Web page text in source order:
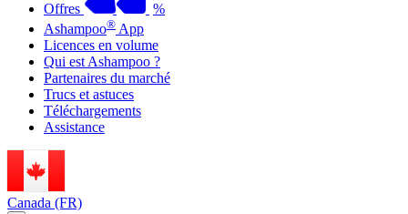
Offres
%
Ashampoo® App
Licences en volume
Qui est Ashampoo ?
Partenaires du marché
Trucs et astuces
Téléchargements
Assistance
Canada (FR)